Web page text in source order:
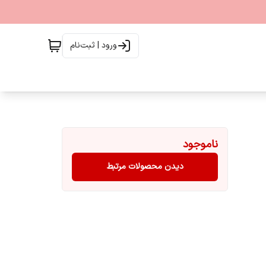
ورود | ثبت‌نام
ناموجود
دیدن محصولات مرتبط